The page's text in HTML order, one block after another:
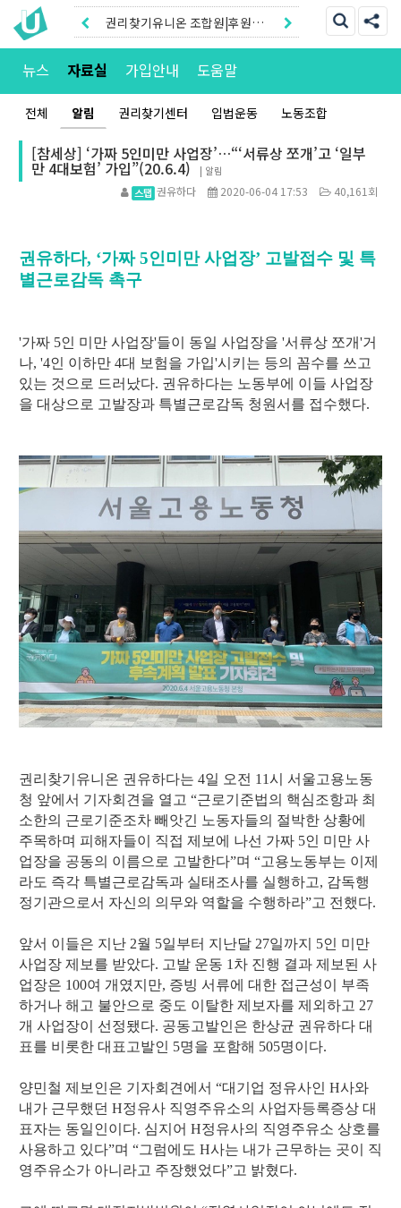
권리찾기유니온 조합원|후원안
내
권리찾기센터 온라인신청|상담
뉴스 자료실 가입안내 도움말
전체 알림 권리찾기센터 입법운동 노동조합
[참세상] ‘가짜 5인미만 사업장’…“‘서류상 쪼개’고 ‘일부
만 4대보험’ 가입”(20.6.4) | 알림
권유하다 2020-06-04 17:53 40,161회
권유하다, ‘가짜 5인미만 사업장’ 고발접수 및 특
별근로감독 촉구
'가짜 5인 미만 사업장'들이 동일 사업장을 '서류상 쪼개'거
나, '4인 이하만 4대 보험을 가입'시키는 등의 꼼수를 쓰고
있는 것으로 드러났다. 권유하다는 노동부에 이들 사업장
을 대상으로 고발장과 특별근로감독 청원서를 접수했다.
권리찾기유니온 권유하다는 4일 오전 11시 서울고용노동
청 앞에서 기자회견을 열고 “근로기준법의 핵심조항과 최
소한의 근로기준조차 빼앗긴 노동자들의 절박한 상황에
주목하며 피해자들이 직접 제보에 나선 가짜 5인 미만 사
업장을 공동의 이름으로 고발한다”며 “고용노동부는 이제
라도 즉각 특별근로감독과 실태조사를 실행하고, 감독행
정기관으로서 자신의 의무와 역할을 수행하라”고 전했다.
앞서 이들은 지난 2월 5일부터 지난달 27일까지 5인 미만
사업장 제보를 받았다. 고발 운동 1차 진행 결과 제보된 사
업장은 100여 개였지만, 증빙 서류에 대한 접근성이 부족
하거나 해고 불안으로 중도 이탈한 제보자를 제외하고 27
개 사업장이 선정됐다. 공동고발인은 한상균 권유하다 대
표를 비롯한 대표고발인 5명을 포함해 505명이다.
양민철 제보인은 기자회견에서 “대기업 정유사인 H사와
내가 근무했던 H정유사 직영주유소의 사업자등록증상 대
표자는 동일인이다. 심지어 H정유사의 직영주유소 상호를
사용하고 있다”며 “그럼에도 H사는 내가 근무하는 곳이 직
영주유소가 아니라고 주장했었다”고 밝혔다.